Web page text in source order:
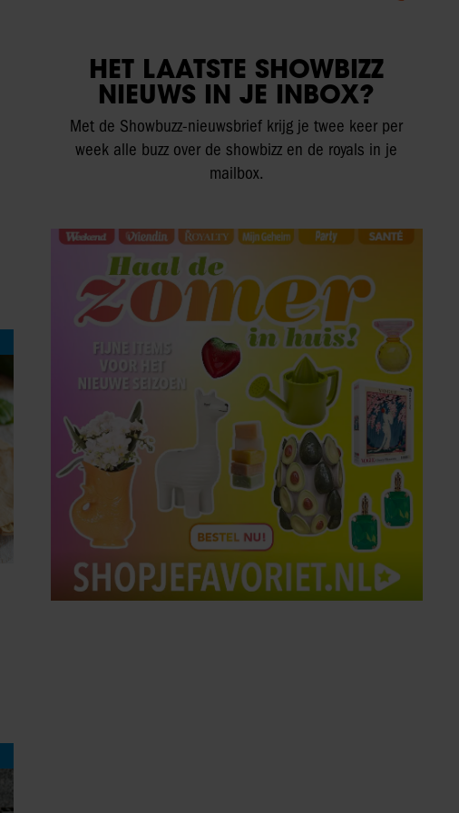
HET LAATSTE SHOWBIZZ
NIEUWS IN JE INBOX?
Met de Showbuzz-nieuwsbrief krijg je twee keer per
week alle buzz over de showbizz en de royals in je
mailbox.